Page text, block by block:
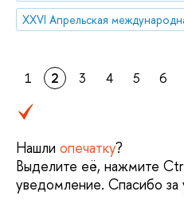
1 2 3 4 5 6
Нашли опечатку?
Выделите её, нажмите
уведомление. Спасибо за